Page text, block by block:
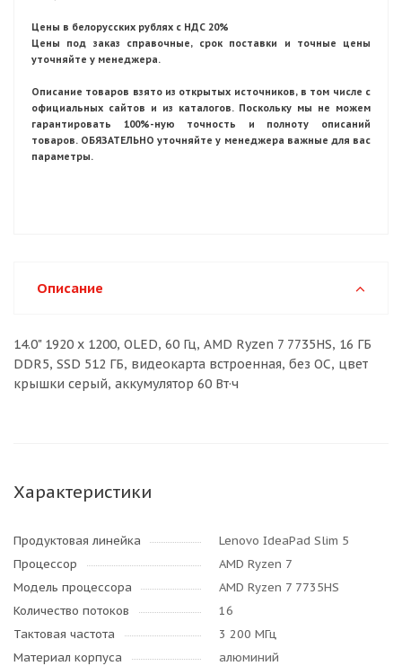
Цены в белорусских рублях с НДС 20%
Цены под заказ справочные, срок поставки и точные цены
уточняйте у менеджера.
Описание товаров взято из открытых источников, в том числе с
официальных сайтов и из каталогов. Поскольку мы не можем
гарантировать 100%-ную точность и полноту описаний
товаров. ОБЯЗАТЕЛЬНО уточняйте у менеджера важные для вас
параметры.
Описание
14.0" 1920 x 1200, OLED, 60 Гц, AMD Ryzen 7 7735HS, 16 ГБ
DDR5, SSD 512 ГБ, видеокарта встроенная, без ОС, цвет
крышки серый, аккумулятор 60 Вт·ч
Характеристики
Продуктовая линейка
Lenovo IdeaPad Slim 5
Процессор
AMD Ryzen 7
Модель процессора
AMD Ryzen 7 7735HS
Количество потоков
16
Тактовая частота
3 200 МГц
Материал корпуса
алюминий